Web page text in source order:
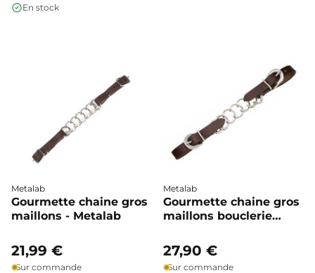
En stock
Metalab
Gourmette chaine gros
maillons - Metalab
21,99 €
Sur commande
Metalab
Gourmette chaine gros
maillons bouclerie
27,90 €
Sur commande